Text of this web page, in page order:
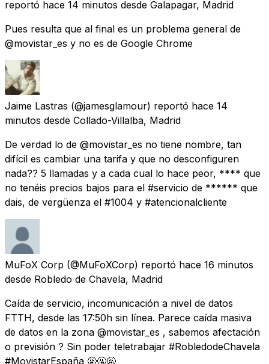
reportó hace 14 minutos desde Galapagar, Madrid
Pues resulta que al final es un problema general de
@movistar_es y no es de Google Chrome
Jaime Lastras (@jamesglamour) reportó hace 14
minutos desde Collado-Villalba, Madrid
De verdad lo de @movistar_es no tiene nombre, tan
difícil es cambiar una tarifa y que no desconfiguren
nada?? 5 llamadas y a cada cual lo hace peor, **** que
no tenéis precios bajos para el #servicio de ****** que
dais, de vergüenza el #1004 y #atencionalcliente
MuFoX Corp (@MuFoXCorp) reportó hace 16 minutos
desde Robledo de Chavela, Madrid
Caída de servicio, incomunicación a nivel de datos
FTTH, desde las 17:50h sin línea. Parece caída masiva
de datos en la zona @movistar_es , sabemos afectación
o previsión ? Sin poder teletrabajar #RobledodeChavela
#MovistarEspaña 🤬🤬🤬